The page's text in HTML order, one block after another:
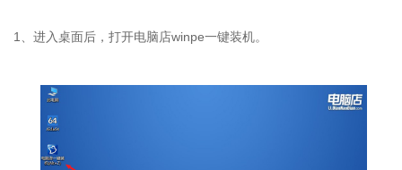
1、进入桌面后，打开电脑店winpe一键装机。